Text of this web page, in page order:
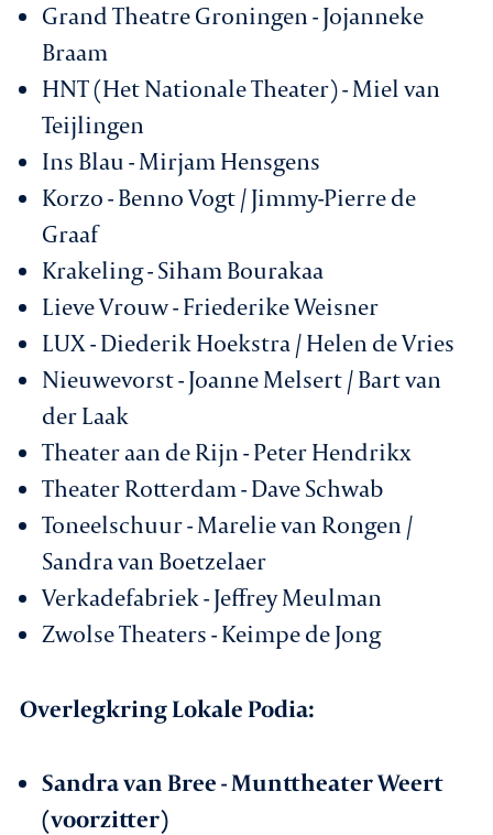
Grand Theatre Groningen - Jojanneke
Braam
HNT (Het Nationale Theater) - Miel van
Teijlingen
Ins Blau - Mirjam Hensgens
Korzo - Benno Vogt / Jimmy-Pierre de
Graaf
Krakeling - Siham Bourakaa
Lieve Vrouw - Friederike Weisner
LUX - Diederik Hoekstra / Helen de Vries
Nieuwevorst - Joanne Melsert / Bart van
der Laak
Theater aan de Rijn - Peter Hendrikx
Theater Rotterdam - Dave Schwab
Toneelschuur - Marelie van Rongen /
Sandra van Boetzelaer
Verkadefabriek - Jeffrey Meulman
Zwolse Theaters - Keimpe de Jong
Overlegkring Lokale Podia:
Sandra van Bree - Munttheater Weert
(voorzitter)